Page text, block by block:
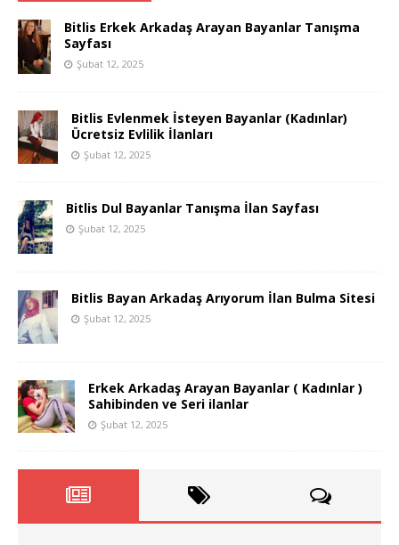
Bitlis Erkek Arkadaş Arayan Bayanlar Tanışma
Sayfası
Şubat 12, 2025
Bitlis Evlenmek İsteyen Bayanlar (Kadınlar)
Ücretsiz Evlilik İlanları
Şubat 12, 2025
Bitlis Dul Bayanlar Tanışma İlan Sayfası
Şubat 12, 2025
Bitlis Bayan Arkadaş Arıyorum İlan Bulma Sitesi
Şubat 12, 2025
Erkek Arkadaş Arayan Bayanlar ( Kadınlar )
Sahibinden ve Seri ilanlar
Şubat 12, 2025